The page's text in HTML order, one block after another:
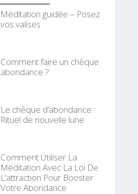
Méditation guidée – Posez
vos valises
Comment faire un chèque
abondance ?
Le chèque d’abondance :
Rituel de nouvelle lune
Comment Utiliser La
Méditation Avec La Loi De
L’attraction Pour Booster
Votre Abondance